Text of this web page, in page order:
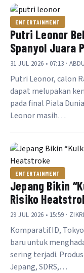
ENTERTAINMENT
Putri Leonor
Spanyol Juara
31 JUL 2026 • 07:13 ·
Putri Leonor, calon
dapat melupakan
pada final Piala
Leonor masih…
ENTERTAINMENT
Jepang Bikin
Risiko
29 JUL 2026 • 15:59 ·
Komparatif.ID,
baru untuk
sering terjadi.
Jepang, SDRS,…